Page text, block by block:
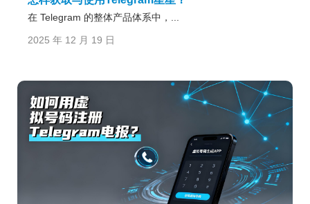
在 Telegram 的整体产品体系中，...
2025 年 12 月 19 日